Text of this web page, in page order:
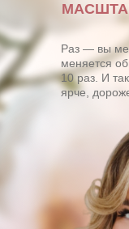
Раз — вы
меняется
10 раз. И
ярче,